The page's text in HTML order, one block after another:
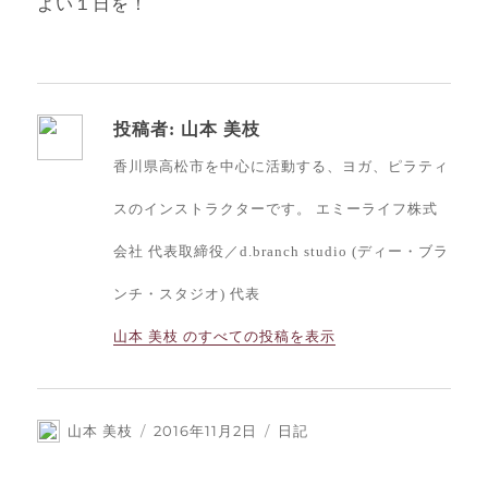
投稿者: 山本 美枝
香川県高松市を中心に活動する、ヨガ、ピラティ
スのインストラクターです。 エミーライフ株式
会社 代表取締役／d.branch studio (ディー・ブラ
ンチ・スタジオ) 代表
山本 美枝 のすべての投稿を表示
投
山本 美枝
投
2016年11月2日
カ
日記